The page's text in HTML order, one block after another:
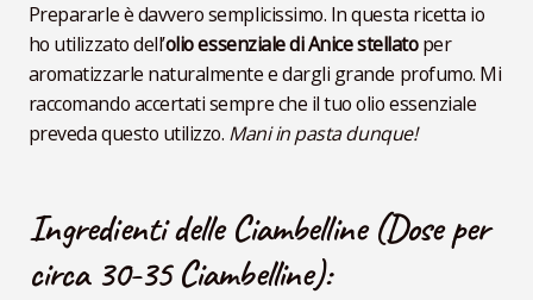
Prepararle è davvero semplicissimo. In questa ricetta io
ho utilizzato dell’olio essenziale di Anice stellatoper
aromatizzarle naturalmente e dargli grande profumo. Mi
raccomando accertati sempre che il tuo olio essenziale
preveda questo utilizzo. Mani in pasta dunque!
Ingredienti delle Ciambelline (Dose per
circa 30-35 Ciambelline):